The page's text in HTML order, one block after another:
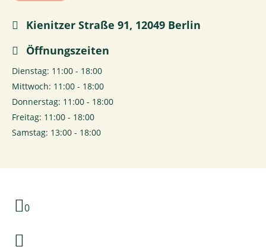
Kienitzer Straße 91, 12049 Berlin
Öffnungszeiten
Dienstag: 11:00 - 18:00
Mittwoch: 11:00 - 18:00
Donnerstag: 11:00 - 18:00
Freitag: 11:00 - 18:00
Samstag: 13:00 - 18:00
0